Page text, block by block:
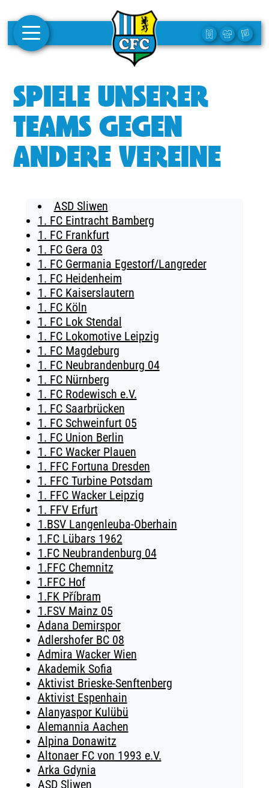
1. MANNSCHAFT
FRAUEN
CAMPUS
CLUBMITGLIEDSCHAFT
BUSINESS
SÜDKURVE
TICKETING
SPIELE UNSERER
TEAMS GEGEN
ANDERE VEREINE
ASD Sliwen
1. FC Eintracht Bamberg
1. FC Frankfurt
1. FC Gera 03
1. FC Germania Egestorf/Langreder
1. FC Heidenheim
1. FC Kaiserslautern
1. FC Köln
1. FC Lok Stendal
1. FC Lokomotive Leipzig
1. FC Magdeburg
1. FC Neubrandenburg 04
1. FC Nürnberg
1. FC Rodewisch e.V.
1. FC Saarbrücken
1. FC Schweinfurt 05
1. FC Union Berlin
1. FC Wacker Plauen
1. FFC Fortuna Dresden
1. FFC Turbine Potsdam
1. FFC Wacker Leipzig
1. FFV Erfurt
1.BSV Langenleuba-Oberhain
1.FC Lübars 1962
1.FC Neubrandenburg 04
1.FFC Chemnitz
1.FFC Hof
1.FK Příbram
1.FSV Mainz 05
Adana Demirspor
Adlershofer BC 08
Admira Wacker Wien
Akademik Sofia
Aktivist Brieske-Senftenberg
Aktivist Espenhain
Alanyaspor Kulübü
Alemannia Aachen
Alpina Donawitz
Altonaer FC von 1993 e.V.
Arka Gdynia
ASD Sliwen